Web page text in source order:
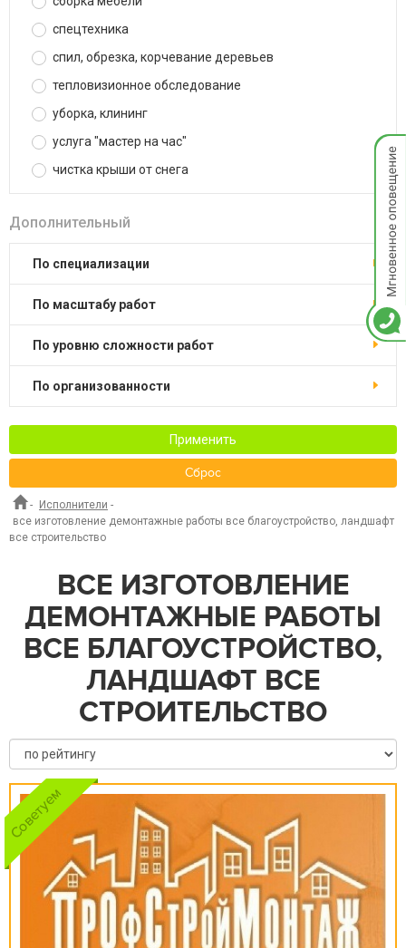
спецтехника
спил, обрезка, корчевание деревьев
тепловизионное обследование
уборка, клининг
услуга "мастер на час"
чистка крыши от снега
Дополнительный
по специализации
по масштабу работ
по уровню сложности работ
по организованности
Применить
Сброс
- Исполнители -
все изготовление демонтажные работы все благоустройство, ландшафт
все строительство
ВСЕ ИЗГОТОВЛЕНИЕ
ДЕМОНТАЖНЫЕ РАБОТЫ
ВСЕ БЛАГОУСТРОЙСТВО,
ЛАНДШАФТ ВСЕ
СТРОИТЕЛЬСТВО